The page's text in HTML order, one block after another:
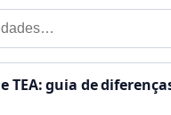
e TEA: guia de